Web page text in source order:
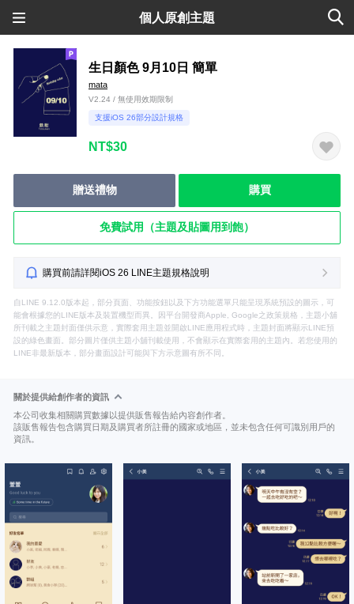
個人原創主題
生日顏色 9月10日 簡單
mata
V2.24 / 無使用效期限制
支援iOS 26部分設計規格
NT$30
贈送禮物 購買
免費試用（主題及貼圖用到飽）
購買前請詳閱iOS 26 LINE主題規格說明
自LINE 9.12.0版本起，部分頁面、功能按鈕以及下方功能選單只能呈現系統預設的圖示，可
能會根據您的LINE版本及裝置機型而異。因平台開發商Apple, Google之政策規格，主題小舖
所刊載之主題封面僅供示意，實際套用主題並開啟LINE應用程式時，主題封面將顯示LINE預
設的綠色畫面。部分圖片僅供主題小舖刊載使用，不會顯示在實際套用的主題內。若您使用的
LINE非最新版本，部分畫面設計可能與下方示意圖有所不同。
關於提供給創作者的資訊
本公司收集相關購買數據以提供販售報告給內容創作者。
該販售報告包含購買日期及購買者所註冊的國家或地區，並未包含任何可識別用戶的
資訊。